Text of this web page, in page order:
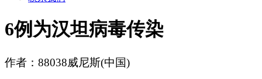
6例为汉坦病毒传染
作者：88038威尼斯(中国)